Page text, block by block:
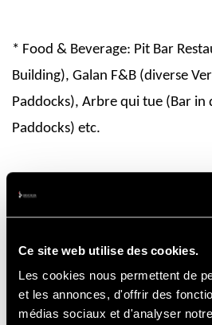
Ce site web utilise des cookies.
Les cookies nous permettent de
et les annonces, d'offrir des
médias sociaux et d'analyser
* Food & Beverage: Pit Bar
Building), Galan F&B (diverse
Paddocks), Arbre qui tue (Bar in
Paddocks) etc.
* Die beiden offiziellen Shops
geöffnet (9-18 Uhr, in den
Pit Bar Restaurant auf der
* Aus Sicherheitsgründen ist die